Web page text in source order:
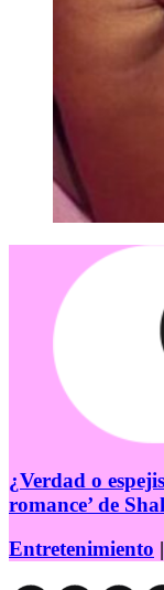
¿Verdad o
romance’ de
Entretenimiento